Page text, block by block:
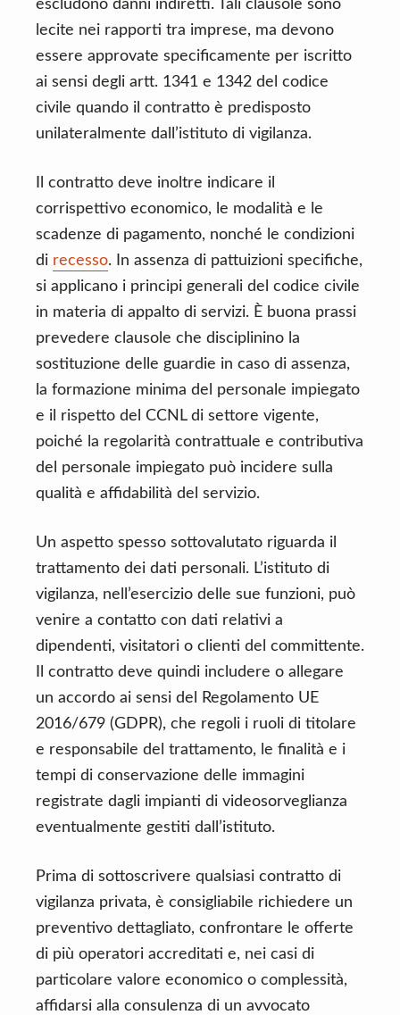
escludono danni indiretti. Tali clausole sono
lecite nei rapporti tra imprese, ma devono
essere approvate specificamente per iscritto
ai sensi degli artt. 1341 e 1342 del codice
civile quando il contratto è predisposto
unilateralmente dall’istituto di vigilanza.
Il contratto deve inoltre indicare il
corrispettivo economico, le modalità e le
scadenze di pagamento, nonché le condizioni
di recesso. In assenza di pattuizioni specifiche,
si applicano i principi generali del codice civile
in materia di appalto di servizi. È buona prassi
prevedere clausole che disciplinino la
sostituzione delle guardie in caso di assenza,
la formazione minima del personale impiegato
e il rispetto del CCNL di settore vigente,
poiché la regolarità contrattuale e contributiva
del personale impiegato può incidere sulla
qualità e affidabilità del servizio.
Un aspetto spesso sottovalutato riguarda il
trattamento dei dati personali. L’istituto di
vigilanza, nell’esercizio delle sue funzioni, può
venire a contatto con dati relativi a
dipendenti, visitatori o clienti del committente.
Il contratto deve quindi includere o allegare
un accordo ai sensi del Regolamento UE
2016/679 (GDPR), che regoli i ruoli di titolare
e responsabile del trattamento, le finalità e i
tempi di conservazione delle immagini
registrate dagli impianti di videosorveglianza
eventualmente gestiti dall’istituto.
Prima di sottoscrivere qualsiasi contratto di
vigilanza privata, è consigliabile richiedere un
preventivo dettagliato, confrontare le offerte
di più operatori accreditati e, nei casi di
particolare valore economico o complessità,
affidarsi alla consulenza di un avvocato